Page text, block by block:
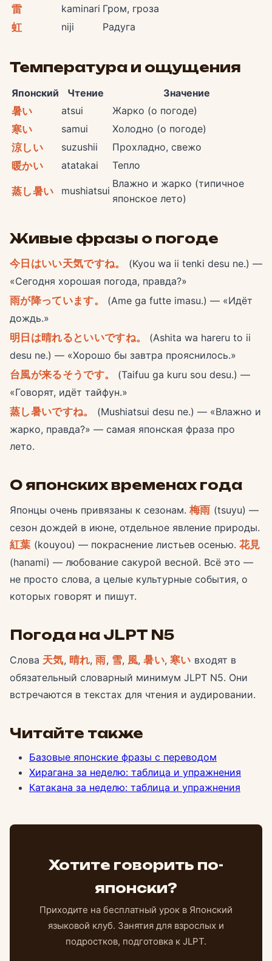
雷
kaminari Гром, гроза
虹
niji Радуга
Температура и ощущения
Японский Чтение
Значение
暑い
atsui
Жарко (о погоде)
寒い
samui
Холодно (о погоде)
涼しい
suzushii
Прохладно, свежо
暖かい
atatakai Тепло
蒸し暑い mushiatsui
Влажно и жарко (типичное
японское лето)
Живые фразы о погоде
今日はいい天気ですね。
(Kyou wa ii tenki desu ne.) —
«Сегодня хорошая погода, правда?»
雨が降っています。
(Ame ga futte imasu.) — «Идёт
дождь.»
明日は晴れるといいですね。
(Ashita wa hareru to ii
desu ne.) — «Хорошо бы завтра прояснилось.»
台風が来るそうです。
(Taifuu ga kuru sou desu.) —
«Говорят, идёт тайфун.»
蒸し暑いですね。
(Mushiatsui desu ne.) — «Влажно и
жарко, правда?» — самая японская фраза про
лето.
О японских временах года
Японцы очень привязаны к сезонам. 梅雨 (tsuyu) —
сезон дождей в июне, отдельное явление природы.
紅葉 (kouyou) — покраснение листьев осенью. 花見
(hanami) — любование сакурой весной. Всё это —
не просто слова, а целые культурные события, о
которых говорят и пишут.
Погода на JLPT N5
Слова 天気, 晴れ,雨, 雪, 風,暑い,寒い входят в
обязательный словарный минимум JLPT N5. Они
встречаются в текстах для чтения и аудировании.
Читайте также
Базовые японские фразы с переводом
Хирагана за неделю: таблица и упражнения
Катакана за неделю: таблица и упражнения
Хотите говорить по-
японски?
Приходите на бесплатный урок в Японский
языковой клуб. Занятия для взрослых и
подростков, подготовка к JLPT.